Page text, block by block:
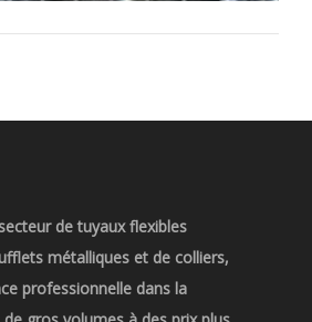
de tuyaux flexibles
métalliques et de colliers,
professionnelle dans la